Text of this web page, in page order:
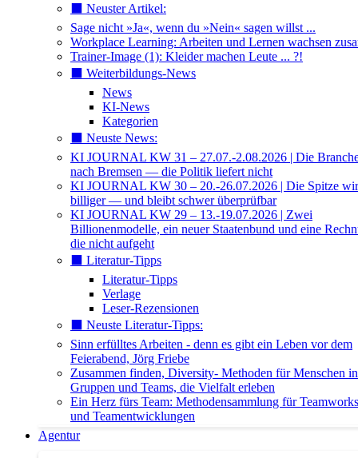
⬛️ Neuster Artikel:
Sage nicht »Ja«, wenn du »Nein« sagen willst ...
Workplace Learning: Arbeiten und Lernen wachsen
Trainer-Image (1): Kleider machen Leute ... ?!
⬛️ Weiterbildungs-News
News
KI-News
Kategorien
⬛️ Neuste News:
KI JOURNAL KW 31 – 27.07.-2.08.2026 | Die
nach Bremsen — die Politik liefert nicht
KI JOURNAL KW 30 – 20.-26.07.2026 | Die Spitze
billiger — und bleibt schwer überprüfbar
KI JOURNAL KW 29 – 13.-19.07.2026 | Zwei
Billionenmodelle, ein neuer Staatenbund und eine
die nicht aufgeht
⬛️ Literatur-Tipps
Literatur-Tipps
Verlage
Leser-Rezensionen
⬛️ Neuste Literatur-Tipps:
Sinn erfülltes Arbeiten - denn es gibt ein Leben vor dem
Feierabend, Jörg Friebe
Zusammen finden, Diversity- Methoden für Menschen in
Gruppen und Teams, die Vielfalt erleben
Ein Herz fürs Team: Methodensammlung für
und Teamentwicklungen
Agentur